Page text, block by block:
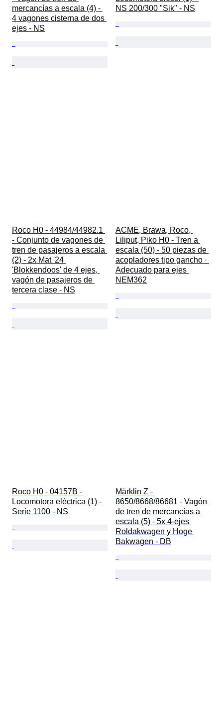
mercancías a escala (4) -
4 vagones cisterna de dos
ejes - NS
NS 200/300 "Sik" - NS
Roco H0 - 44984/44982.1
- Conjunto de vagones de
tren de pasajeros a escala
(2) - 2x Mat '24
'Blokkendoos' de 4 ejes,
vagón de pasajeros de
tercera clase - NS
ACME, Brawa, Roco,
Liliput, Piko H0 - Tren a
escala (50) - 50 piezas de
acopladores tipo gancho ·
Adecuado para ejes
NEM362
Roco H0 - 04157B -
Locomotora eléctrica (1) -
Serie 1100 - NS
Märklin Z -
8650/8668/86681 - Vagón
de tren de mercancías a
escala (5) - 5x 4-ejes
Roldakwagen y Hoge
Bakwagen - DB